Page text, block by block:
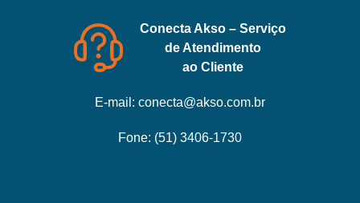
Conecta Akso – Serviço
de Atendimento
ao Cliente
E-mail: conecta@akso.com.br
Fone: (51) 3406-1730